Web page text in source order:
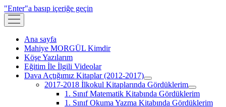
"Enter"a basıp içeriğe geçin
menüyü
aç
Ana sayfa
Mahiye MORGÜL Kimdir
Köşe Yazılarım
Eğitim İle İlgili Videolar
Dava Açtığımız Kitaplar (2012-2017)
menüyü
aç
2017-2018 İlkokul Kitaplarında Gördüklerim
menüyü
aç
1. Sınıf Matematik Kitabında Gördüklerim
1. Sınıf Okuma Yazma Kitabında Gördüklerim